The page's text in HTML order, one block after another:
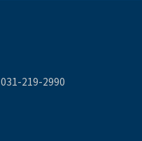
031-219-2990